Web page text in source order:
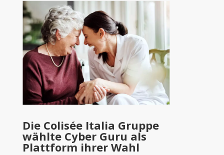
Die Colisée Italia Gruppe
wählte Cyber Guru als
Plattform ihrer Wahl